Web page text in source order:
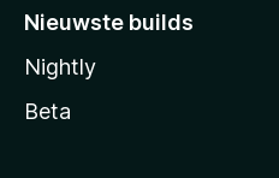
Nieuwste builds
Nightly
Beta